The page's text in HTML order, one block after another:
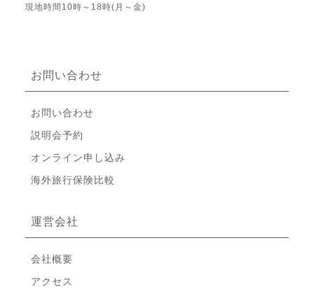
現地時間10時～18時(月～金)
お問い合わせ
お問い合わせ
説明会予約
オンライン申し込み
海外旅行保険比較
運営会社
会社概要
アクセス